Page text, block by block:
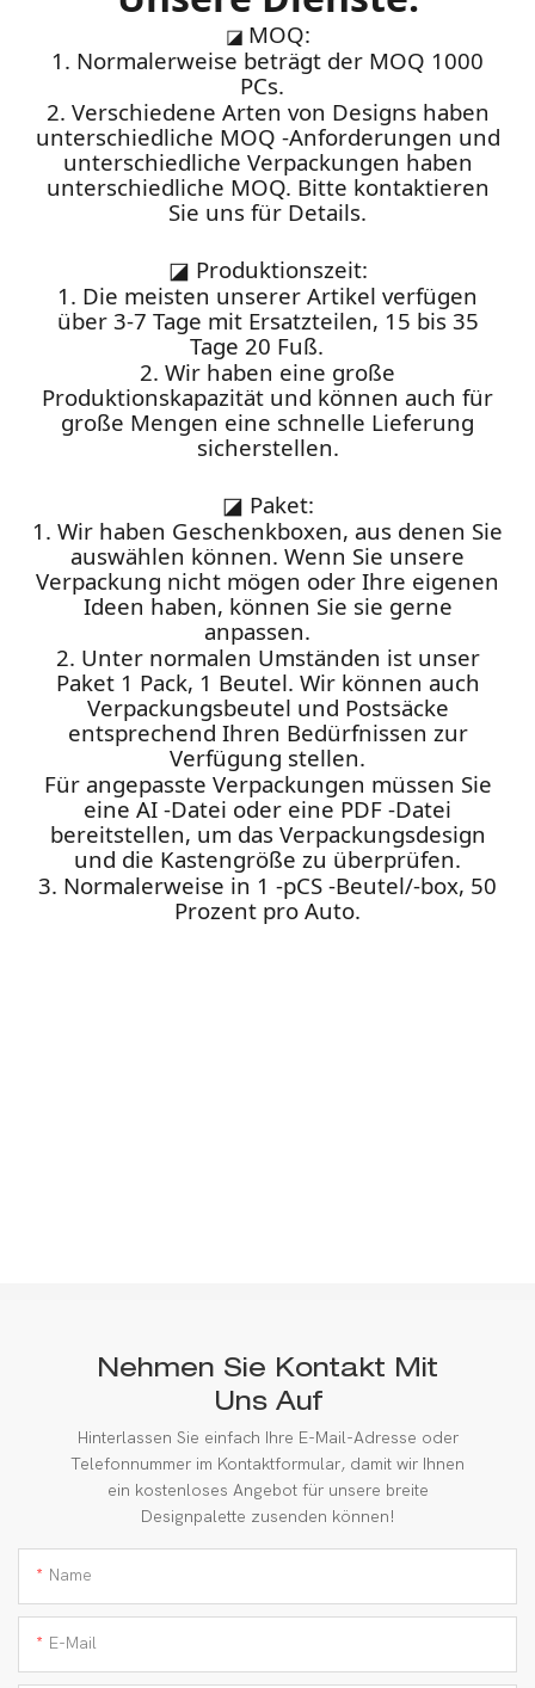
◪ MOQ:
1. Normalerweise beträgt der MOQ 1000
PCs.
2. Verschiedene Arten von Designs haben
unterschiedliche MOQ -Anforderungen und
unterschiedliche Verpackungen haben
unterschiedliche MOQ. Bitte kontaktieren
Sie uns für Details.
◪ Produktionszeit:
1. Die meisten unserer Artikel verfügen
über 3-7 Tage mit Ersatzteilen, 15 bis 35
Tage 20 Fuß.
2. Wir haben eine große
Produktionskapazität und können auch für
große Mengen eine schnelle Lieferung
sicherstellen.
◪ Paket:
1. Wir haben Geschenkboxen, aus denen Sie
auswählen können. Wenn Sie unsere
Verpackung nicht mögen oder Ihre eigenen
Ideen haben, können Sie sie gerne
anpassen.
2. Unter normalen Umständen ist unser
Paket 1 Pack, 1 Beutel. Wir können auch
Verpackungsbeutel und Postsäcke
entsprechend Ihren Bedürfnissen zur
Verfügung stellen.
Für angepasste Verpackungen müssen Sie
eine AI -Datei oder eine PDF -Datei
bereitstellen, um das Verpackungsdesign
und die Kastengröße zu überprüfen.
3. Normalerweise in 1 -pCS -Beutel/-box, 50
Prozent pro Auto.
Nehmen Sie Kontakt Mit
Uns Auf
Hinterlassen Sie einfach Ihre E-Mail-Adresse oder
Telefonnummer im Kontaktformular, damit wir Ihnen
ein kostenloses Angebot für unsere breite
Designpalette zusenden können!
Name
E-Mail